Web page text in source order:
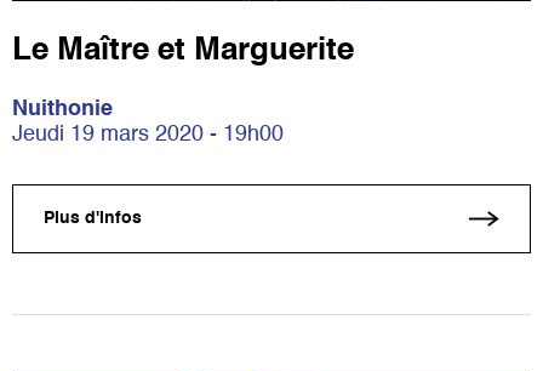
Le Maître et Marguerite
Nuithonie
Jeudi 19 mars 2020 - 19h00
Plus d'infos